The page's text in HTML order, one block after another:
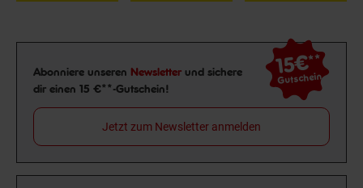
Newsletter Anmeldung
Abonniere unseren Newsletter und sichere
dir einen 15 €**-Gutschein!
15€**
Gutschein
Jetzt zum Newsletter anmelden